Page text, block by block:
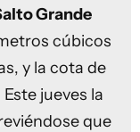
Grande
cúbicos
y la cota de
jueves la
que